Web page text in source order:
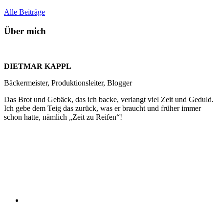
Alle Beiträge
Über mich
DIETMAR KAPPL
Bäckermeister, Produktionsleiter, Blogger
Das Brot und Gebäck, das ich backe, verlangt viel Zeit und Geduld.
Ich gebe dem Teig das zurück, was er braucht und früher immer
schon hatte, nämlich „Zeit zu Reifen“!